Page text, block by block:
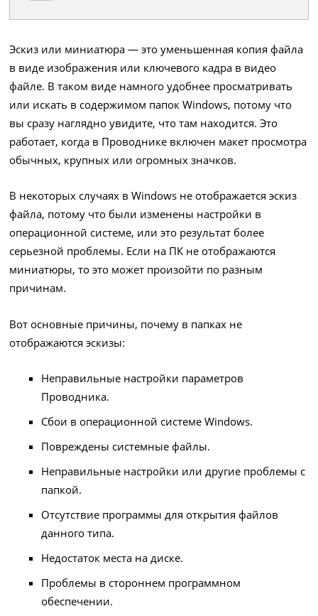
Эскиз или миниатюра — это уменьшенная копия файла
в виде изображения или ключевого кадра в видео
файле. В таком виде намного удобнее просматривать
или искать в содержимом папок Windows, потому что
вы сразу наглядно увидите, что там находится. Это
работает, когда в Проводнике включен макет просмотра
обычных, крупных или огромных значков.
В некоторых случаях в Windows не отображается эскиз
файла, потому что были изменены настройки в
операционной системе, или это результат более
серьезной проблемы. Если на ПК не отображаются
миниатюры, то это может произойти по разным
причинам.
Вот основные причины, почему в папках не
отображаются эскизы:
Неправильные настройки параметров
Проводника.
Сбои в операционной системе Windows.
Повреждены системные файлы.
Неправильные настройки или другие проблемы с
папкой.
Отсутствие программы для открытия файлов
данного типа.
Недостаток места на диске.
Проблемы в стороннем программном
обеспечении.